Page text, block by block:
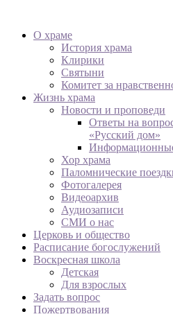
О храме
История храма
Клирики
Святыни
Комитет за
Жизнь храма
Новости и проповеди
Ответы на
«Русский дом»
Хор храма
Паломнические
Фотогалерея
Видеоархив
Аудиозаписи
СМИ о нас
Церковь и общество
Расписание богослужений
Воскресная школа
Детская
Для взрослых
Задать вопрос
Пожертвования